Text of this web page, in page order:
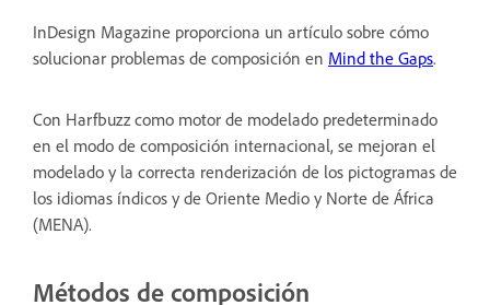
InDesign Magazine proporciona un artículo sobre cómo
solucionar problemas de composición en Mind the Gaps.
Con Harfbuzz como motor de modelado predeterminado
en el modo de composición internacional, se mejoran el
modelado y la correcta renderización de los pictogramas de
los idiomas índicos y de Oriente Medio y Norte de África
(MENA).
Métodos de composición